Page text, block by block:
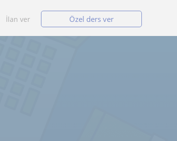
İlan ver Özel ders ver